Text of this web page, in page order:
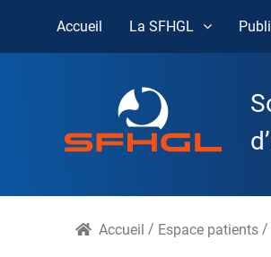
Skip
Accueil La SFHGL
Accueil / Espace patients